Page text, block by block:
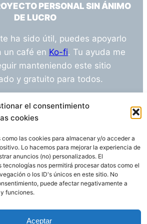
el consentimiento
cookies
las cookies para almacenar y/o acceder a
Lo hacemos para mejorar la experiencia de
anuncios (no) personalizados. El
tecnologías nos permitirá procesar datos como el
o los ID's únicos en este sitio. No
puede afectar negativamente a
funciones.
Aceptar
PERSONAL SIN ÁNIMO
DE LUCRO
ha sido útil, puedes apoyarlo
un café en Ko-fi. Tu ayuda me
manteniendo este sitio
y gratuito para todos.
duda o sugerencia? Escríbeme
Política de cookies
WordPress